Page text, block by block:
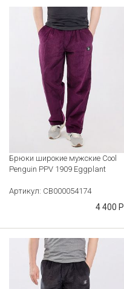
Брюки широкие мужские Cool
Penguin PPV 1909 Eggplant
Артикул: CB000054174
4 400 Р.